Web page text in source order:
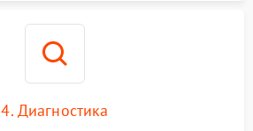
4. Диагностика